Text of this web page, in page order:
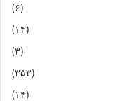
(۶)
(۱۴)
(۳)
(۳۵۳)
(۱۴)